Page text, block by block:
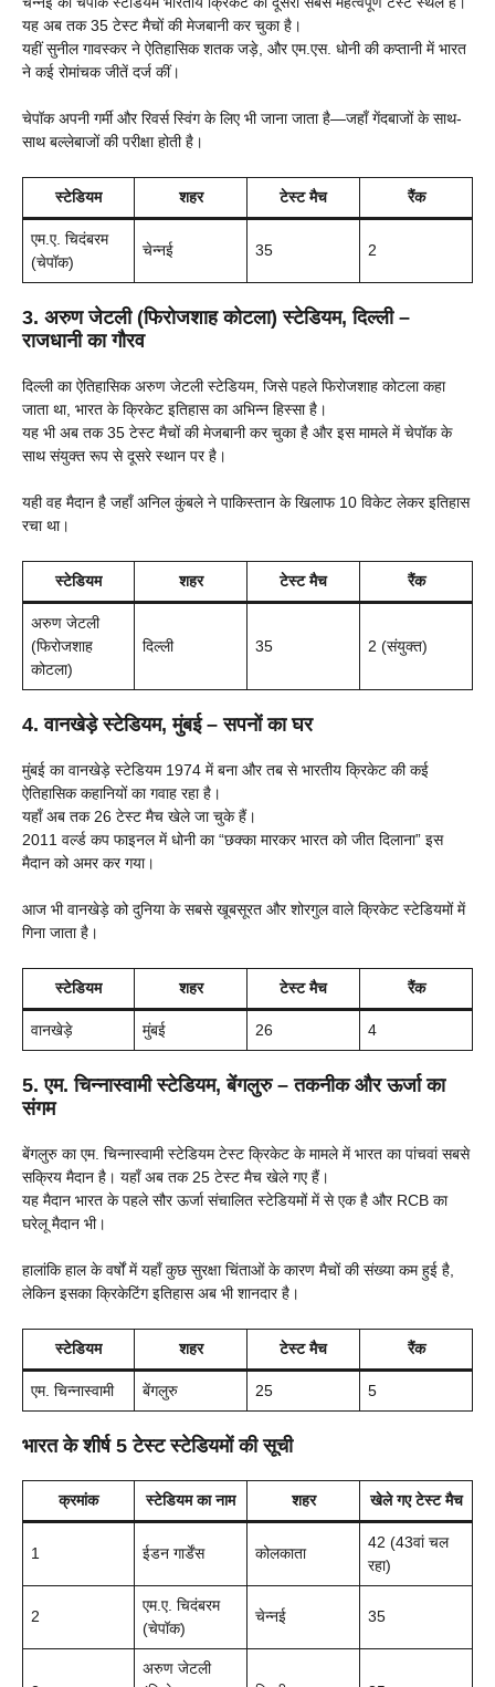
यह अब तक 35 टेस्ट मैचों की मेजबानी कर चुका है।
यहीं सुनील गावस्कर ने ऐतिहासिक शतक जड़े, और एम.एस. धोनी की कप्तानी में भारत
ने कई रोमांचक जीतें दर्ज कीं।
चेपॉक अपनी गर्मी और रिवर्स स्विंग के लिए भी जाना जाता है—जहाँ गेंदबाजों के साथ-
साथ बल्लेबाजों की परीक्षा होती है।
स्टेडियम शहर टेस्ट मैच रैंक
एम.ए. चिदंबरम
(चेपॉक)
चेन्नई 35 2
3. अरुण जेटली (फिरोजशाह कोटला) स्टेडियम, दिल्ली –
राजधानी का गौरव
दिल्ली का ऐतिहासिक अरुण जेटली स्टेडियम, जिसे पहले फिरोजशाह कोटला कहा
जाता था, भारत के क्रिकेट इतिहास का अभिन्न हिस्सा है।
यह भी अब तक 35 टेस्ट मैचों की मेजबानी कर चुका है और इस मामले में चेपॉक के
साथ संयुक्त रूप से दूसरे स्थान पर है।
यही वह मैदान है जहाँ अनिल कुंबले ने पाकिस्तान के खिलाफ 10 विकेट लेकर इतिहास
रचा था।
स्टेडियम शहर टेस्ट मैच रैंक
अरुण जेटली
(फिरोजशाह
कोटला)
दिल्ली 35 2 (संयुक्त)
4. वानखेड़े स्टेडियम, मुंबई – सपनों का घर
मुंबई का वानखेड़े स्टेडियम 1974 में बना और तब से भारतीय क्रिकेट की कई
ऐतिहासिक कहानियों का गवाह रहा है।
यहाँ अब तक 26 टेस्ट मैच खेले जा चुके हैं।
2011 वर्ल्ड कप फाइनल में धोनी का “छक्का मारकर भारत को जीत दिलाना” इस
मैदान को अमर कर गया।
आज भी वानखेड़े को दुनिया के सबसे खूबसूरत और शोरगुल वाले क्रिकेट स्टेडियमों में
गिना जाता है।
स्टेडियम शहर टेस्ट मैच रैंक
वानखेड़े मुंबई 26 4
5. एम. चिन्नास्वामी स्टेडियम, बेंगलुरु – तकनीक और ऊर्जा का
संगम
बेंगलुरु का एम. चिन्नास्वामी स्टेडियम टेस्ट क्रिकेट के मामले में भारत का पांचवां सबसे
सक्रिय मैदान है। यहाँ अब तक 25 टेस्ट मैच खेले गए हैं।
यह मैदान भारत के पहले सौर ऊर्जा संचालित स्टेडियमों में से एक है और RCB का
घरेलू मैदान भी।
हालांकि हाल के वर्षों में यहाँ कुछ सुरक्षा चिंताओं के कारण मैचों की संख्या कम हुई है,
लेकिन इसका क्रिकेटिंग इतिहास अब भी शानदार है।
स्टेडियम शहर टेस्ट मैच रैंक
एम. चिन्नास्वामी बेंगलुरु 25 5
भारत के शीर्ष 5 टेस्ट स्टेडियमों की सूची
क्रमांक स्टेडियम का नाम शहर खेले गए टेस्ट मैच
1 ईडन गार्डेंस कोलकाता
42 (43वां चल
रहा)
2
एम.ए. चिदंबरम
(चेपॉक)
चेन्नई 35
अरुण जेटली